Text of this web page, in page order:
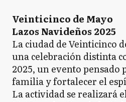
Veinticinco de Mayo
Lazos Navideños 2025
La ciudad de Veinticinco
una celebración distinta
2025, un evento
familia y fortalecer el
La actividad se realizará